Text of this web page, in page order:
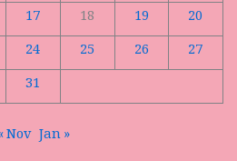
17 18 19
20
24 25 26
27
31
Nov Jan »